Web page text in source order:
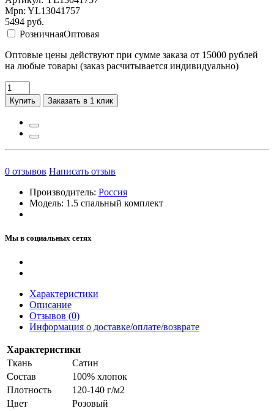
Mpn: YL13041757
5494 руб.
РозничнаяОптовая
Оптовые цены действуют при сумме заказа от 15000 рублей
на любые товары (заказ расчитывается индивидуально)
Купить Заказать в 1 клик
0 отзывов Написать отзыв
Производитель: Россия
Модель: 1.5 спальный комплект
Мы в социальных сетях
Характеристики
Описание
Отзывов (0)
Информация о доставке/оплате/возврате
Характеристики
Ткань
Сатин
Состав
100% хлопок
Плотность
120-140 г/м2
Цвет
Розовый